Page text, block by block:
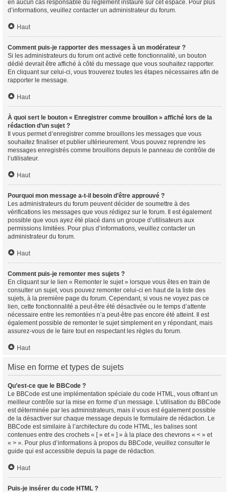
en aucun cas responsable du règlement instauré sur cet espace. Pour plus
d’informations, veuillez contacter un administrateur du forum.
Haut
Comment puis-je rapporter des messages à un modérateur ?
Si les administrateurs du forum ont activé cette fonctionnalité, un bouton
dédié devrait être affiché à côté du message que vous souhaitez rapporter.
En cliquant sur celui-ci, vous trouverez toutes les étapes nécessaires afin de
rapporter le message.
Haut
À quoi sert le bouton « Enregistrer comme brouillon » affiché lors de la
rédaction d’un sujet ?
Il vous permet d’enregistrer comme brouillons les messages que vous
souhaitez finaliser et publier ultérieurement. Vous pouvez reprendre les
messages enregistrés comme brouillons depuis le panneau de contrôle de
l’utilisateur.
Haut
Pourquoi mon message a-t-il besoin d’être approuvé ?
Les administrateurs du forum peuvent décider de soumettre à des
vérifications les messages que vous rédigez sur le forum. Il est également
possible que vous ayez été placé dans un groupe d’utilisateurs aux
permissions limitées. Pour plus d’informations, veuillez contacter un
administrateur du forum.
Haut
Comment puis-je remonter mes sujets ?
En cliquant sur le lien « Remonter le sujet » lorsque vous êtes en train de
consulter un sujet, vous pouvez remonter celui-ci en haut de la liste des
sujets, à la première page du forum. Cependant, si vous ne voyez pas ce
lien, cette fonctionnalité a peut-être été désactivée ou le temps d’attente
nécessaire entre les remontées n’a peut-être pas encore été atteint. Il est
également possible de remonter le sujet simplement en y répondant, mais
assurez-vous de le faire tout en respectant les règles du forum.
Haut
Mise en forme et types de sujets
Qu’est-ce que le BBCode ?
Le BBCode est une implémentation spéciale du code HTML, vous offrant un
meilleur contrôle sur la mise en forme d’un message. L’utilisation du BBCode
est déterminée par les administrateurs, mais il vous est également possible
de la désactiver sur chaque message depuis le formulaire de rédaction. Le
BBCode est similaire à l’architecture du code HTML, les balises sont
contenues entre des crochets « [ » et « ] » à la place des chevrons « < » et
« > ». Pour plus d’informations à propos du BBCode, veuillez consulter le
guide qui est accessible depuis la page de rédaction.
Haut
Puis-je insérer du code HTML ?